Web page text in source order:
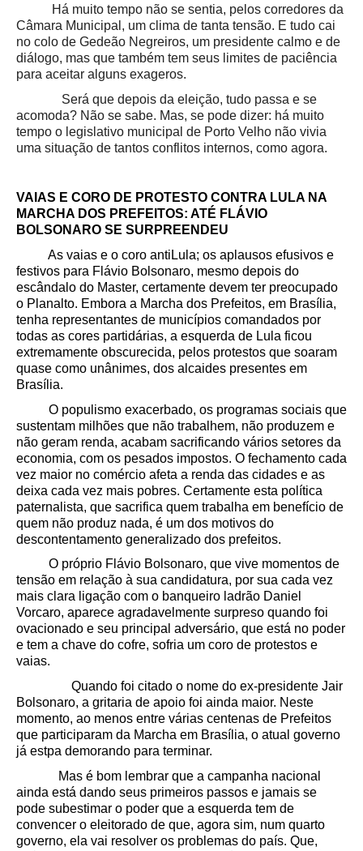
Há muito tempo não se sentia, pelos corredores da
Câmara Municipal, um clima de tanta tensão. E tudo cai
no colo de Gedeão Negreiros, um presidente calmo e de
diálogo, mas que também tem seus limites de paciência
para aceitar alguns exageros.
Será que depois da eleição, tudo passa e se
acomoda? Não se sabe. Mas, se pode dizer: há muito
tempo o legislativo municipal de Porto Velho não vivia
uma situação de tantos conflitos internos, como agora.
VAIAS E CORO DE PROTESTO CONTRA LULA NA
MARCHA DOS PREFEITOS: ATÉ FLÁVIO
BOLSONARO SE SURPREENDEU
As vaias e o coro antiLula; os aplausos efusivos e
festivos para Flávio Bolsonaro, mesmo depois do
escândalo do Master, certamente devem ter preocupado
o Planalto. Embora a Marcha dos Prefeitos, em Brasília,
tenha representantes de municípios comandados por
todas as cores partidárias, a esquerda de Lula ficou
extremamente obscurecida, pelos protestos que soaram
quase como unânimes, dos alcaides presentes em
Brasília.
O populismo exacerbado, os programas sociais que
sustentam milhões que não trabalhem, não produzem e
não geram renda, acabam sacrificando vários setores da
economia, com os pesados impostos. O fechamento cada
vez maior no comércio afeta a renda das cidades e as
deixa cada vez mais pobres. Certamente esta política
paternalista, que sacrifica quem trabalha em benefício de
quem não produz nada, é um dos motivos do
descontentamento generalizado dos prefeitos.
O próprio Flávio Bolsonaro, que vive momentos de
tensão em relação à sua candidatura, por sua cada vez
mais clara ligação com o banqueiro ladrão Daniel
Vorcaro, aparece agradavelmente surpreso quando foi
ovacionado e seu principal adversário, que está no poder
e tem a chave do cofre, sofria um coro de protestos e
vaias.
Quando foi citado o nome do ex-presidente Jair
Bolsonaro, a gritaria de apoio foi ainda maior. Neste
momento, ao menos entre várias centenas de Prefeitos
que participaram da Marcha em Brasília, o atual governo
já estpa demorando para terminar.
Mas é bom lembrar que a campanha nacional
ainda está dando seus primeiros passos e jamais se
pode subestimar o poder que a esquerda tem de
convencer o eleitorado de que, agora sim, num quarto
governo, ela vai resolver os problemas do país. Que,